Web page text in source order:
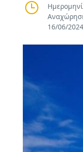
16/06/2024